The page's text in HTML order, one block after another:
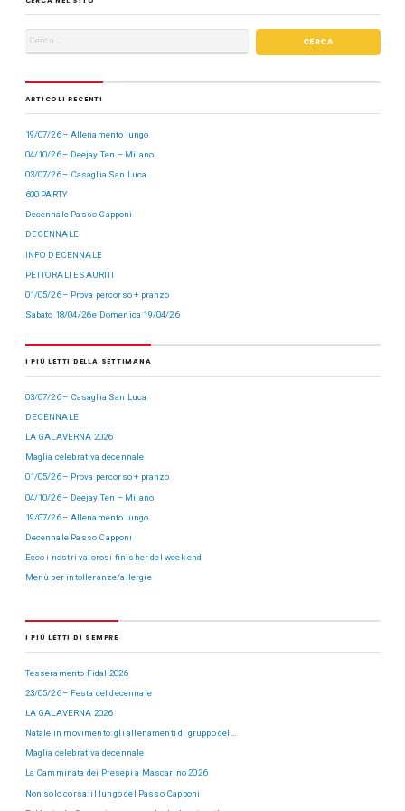
ARTICOLI RECENTI
19/07/26 – Allenamento lungo
04/10/26 – Deejay Ten – Milano
03/07/26 – Casaglia San Luca
600 PARTY
Decennale Passo Capponi
DECENNALE
INFO DECENNALE
PETTORALI ESAURITI
01/05/26 – Prova percorso + pranzo
Sabato 18/04/26 e Domenica 19/04/26
I PIÙ LETTI DELLA SETTIMANA
03/07/26 – Casaglia San Luca
DECENNALE
LA GALAVERNA 2026
Maglia celebrativa decennale
01/05/26 – Prova percorso + pranzo
04/10/26 – Deejay Ten – Milano
19/07/26 – Allenamento lungo
Decennale Passo Capponi
Ecco i nostri valorosi finisher del week end
Menù per intolleranze/allergie
I PIÙ LETTI DI SEMPRE
Tesseramento Fidal 2026
23/05/26 – Festa del decennale
LA GALAVERNA 2026
Natale in movimento: gli allenamenti di gruppo del…
Maglia celebrativa decennale
La Camminata dei Presepi a Mascarino 2026
Non solo corsa: il lungo del Passo Capponi